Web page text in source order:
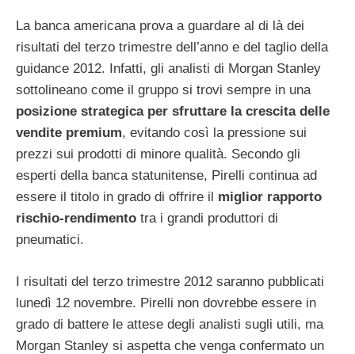
La banca americana prova a guardare al di là dei
risultati del terzo trimestre dell’anno e del taglio della
guidance 2012. Infatti, gli analisti di Morgan Stanley
sottolineano come il gruppo si trovi sempre in una
posizione strategica per sfruttare la crescita delle
vendite premium, evitando così la pressione sui
prezzi sui prodotti di minore qualità. Secondo gli
esperti della banca statunitense, Pirelli continua ad
essere il titolo in grado di offrire il miglior rapporto
rischio-rendimento tra i grandi produttori di
pneumatici.
I risultati del terzo trimestre 2012 saranno pubblicati
lunedì 12 novembre. Pirelli non dovrebbe essere in
grado di battere le attese degli analisti sugli utili, ma
Morgan Stanley si aspetta che venga confermato un